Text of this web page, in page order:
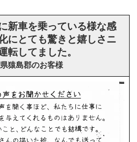
新車を乗っている様な感
にとても驚きと嬉しさニ
転してました。
猿島郡のお客様